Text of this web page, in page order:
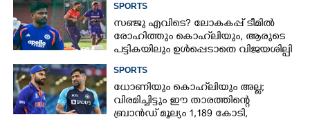
ക്രിക്കറ്റ് താരം
SPORTS
സഞ്ജു എവിടെ? ലോകകപ്പ് ടീമിൽ
രോഹിത്തും കൊഹ്‌ലിയും, ആരുടെ
പട്ടികയിലും ഉൾപ്പെടാതെ വിജയശില്പി
SPORTS
ധോണിയും കൊഹ്‌ലിയും അല്ല;
വിരമിച്ചിട്ടും ഈ താരത്തിന്റെ
ബ്രാൻഡ് മൂല്യം 1,189 കോടി,